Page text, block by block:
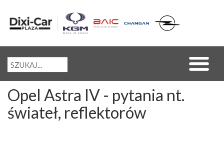
Opel Astra IV - pytania nt.
świateł, reflektorów